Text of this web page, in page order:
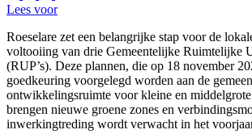
Lees voor
Roeselare zet een belangrijke stap voor de
voltooiing van drie Gemeentelijke Ruimtelijke
(RUP’s). Deze plannen, die op 18 november
goedkeuring voorgelegd worden aan de
ontwikkelingsruimte voor kleine en
brengen nieuwe groene zones en
inwerkingtreding wordt verwacht in het